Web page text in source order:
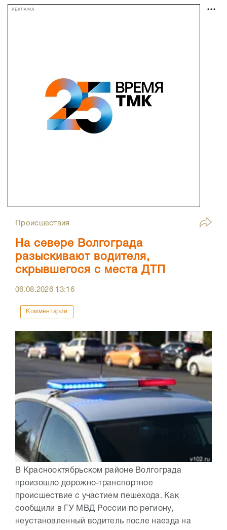
РЕКЛАМА
Происшествия
На севере Волгограда
разыскивают водителя,
скрывшегося с места ДТП
06.08.2026 13:16
Комментарии
В Краснооктябрьском районе Волгограда
произошло дорожно-транспортное
происшествие с участием пешехода. Как
сообщили в ГУ МВД России по региону,
неустановленный водитель после наезда на